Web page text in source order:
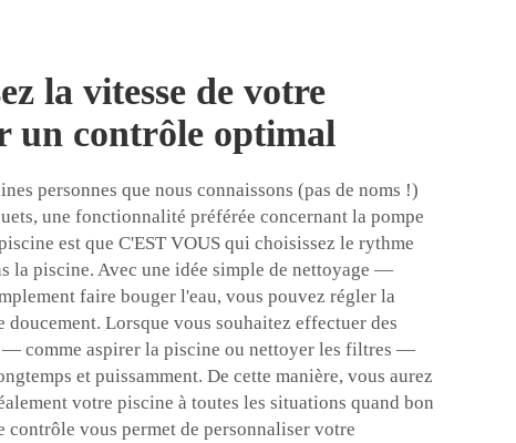
la vitesse de votre
un contrôle optimal
personnes que nous connaissons (pas de noms !)
une fonctionnalité préférée concernant la pompe
est que C'EST VOUS qui choisissez le rythme
la piscine. Avec une idée simple de nettoyage —
faire bouger l'eau, vous pouvez régler la
Lorsque vous souhaitez effectuer des
— comme aspirer la piscine ou nettoyer les filtres —
et puissamment. De cette manière, vous aurez
votre piscine à toutes les situations quand bon
contrôle vous permet de personnaliser votre